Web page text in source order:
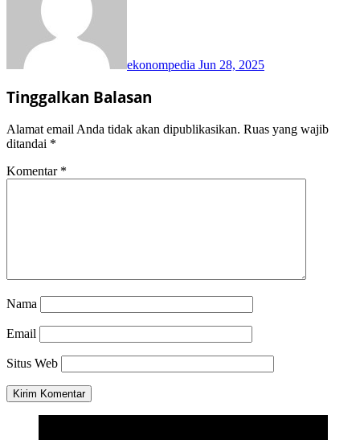
ekonompedia Jun 28, 2025
Tinggalkan Balasan
Alamat email Anda tidak akan dipublikasikan. Ruas yang wajib
ditandai *
Komentar *
Nama
Email
Situs Web